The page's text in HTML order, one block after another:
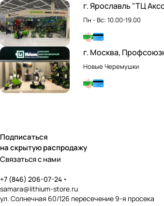
г. Ярославль "ТЦ
Пн - Вс: 10.00-19.00
г. Москва,
Новые Черемушки
Подписаться
на скрытую распродажу
Связаться с нами
+7 (846) 206-07-24
samara@lithium-store.ru
ул. Солнечная 60/126 пересечение 9-я просека